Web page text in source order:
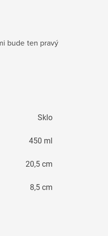
bude ten pravý
Sklo
450 ml
20,5 cm
8,5 cm